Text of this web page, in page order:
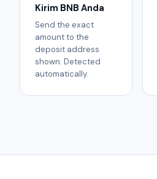
Kirim BNB Anda
Send the exact
amount to the
deposit address
shown. Detected
automatically.